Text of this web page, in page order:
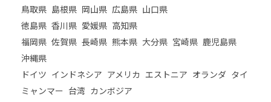
鳥取県 島根県 岡山県 広島県 山口県
徳島県 香川県 愛媛県 高知県
福岡県 佐賀県 長崎県 熊本県 大分県 宮崎県 鹿児島県
沖縄県
ドイツ インドネシア アメリカ エストニア オランダ タイ
ミャンマー 台湾 カンボジア